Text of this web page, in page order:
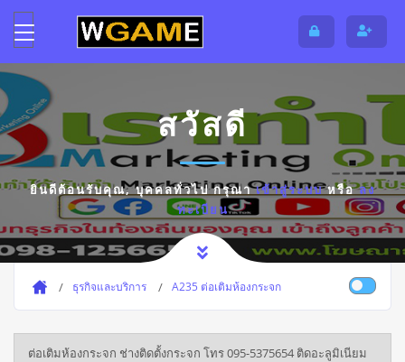
สวัสดี
ยินดีต้อนรับคุณ,บุคคลทั่วไปกรุณาเข้าสู่ระบบหรือลง
ทะเบียน
ธุรกิจและบริการ A235 ต่อเติมห้องกระจก
ต่อเติมห้องกระจก ช่างติดตั้งกระจก โทร 095-5375654 ติดอะลูมิเนียม